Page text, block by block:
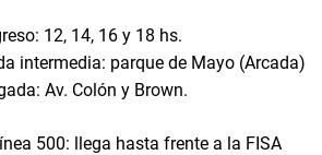
12, 14, 16 y 18 hs.
intermedia: parque de Mayo (Arcada)
Av. Colón y Brown.
500: llega hasta frente a la FISA